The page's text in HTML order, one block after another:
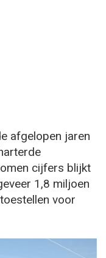
afgelopen jaren
cijfers blijkt
1,8 miljoen
voor